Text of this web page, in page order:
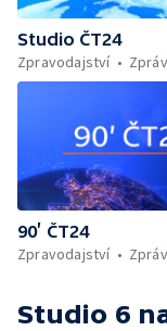
Studio ČT24
Zpravodajství
90’ ČT24
Zpravodajství
Studio 6